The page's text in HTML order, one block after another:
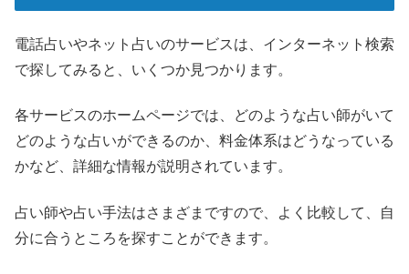
電話占いやネット占いのサービスは、インターネット検索
で探してみると、いくつか見つかります。
各サービスのホームページでは、どのような占い師がいて
どのような占いができるのか、料金体系はどうなっている
かなど、詳細な情報が説明されています。
占い師や占い手法はさまざまですので、よく比較して、自
分に合うところを探すことができます。